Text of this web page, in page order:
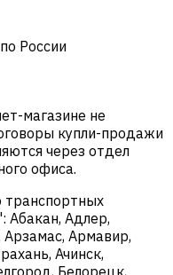
России
магазине не
купли-продажи
через отдел
офиса.
транспортных
Абакан, Адлер,
Арзамас, Армавир,
Ачинск,
Белорецк,